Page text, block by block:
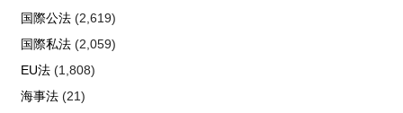
国際公法(2,619)
国際私法(2,059)
EU法(1,808)
海事法(21)